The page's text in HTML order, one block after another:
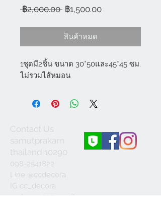
฿2,000.00 ราคา
฿1,500.00ราคา
สินค้าหมด
1ชุดมี2ชิ้น ขนาด 30*50และ45*45 ซม.
ไม่รวมไส้หมอน
Contact Us
samutprakarn
thailand 10290
098-2541822
Line @ccdecora
IG cc_decora
ccdecora21@gmail.c